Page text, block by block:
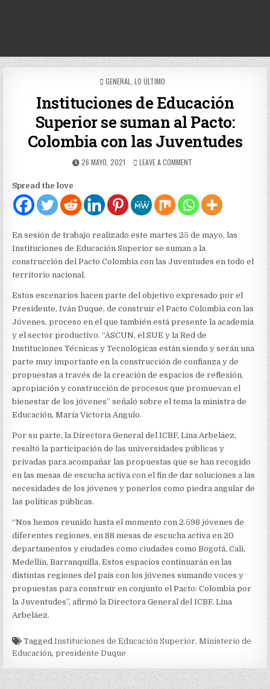
POSTED
GENERAL LO ÚLTIMO
Instituciones de Educación
Superior se suman al Pacto:
Colombia con las Juventudes
PUBLISHED
26 MAYO, 2021 LEAVE A COMMENTON
EDUCACIÓN
SUPERIOR
SE
AL
PACTO:
COLOMBIA
CON
Spread the love
En sesión de trabajo realizado este martes 25 de mayo, las
Instituciones de Educación Superior se suman a la
construcción del Pacto Colombia con las Juventudes en todo el
territorio nacional.
Estos escenarios hacen parte del objetivo expresado por el
Presidente, Iván Duque, de construir el Pacto Colombia con las
Jóvenes, proceso en el que también está presente la academia
y el sector productivo. “ASCUN, el SUE y la Red de
Instituciones Técnicas y Tecnológicas están siendo y serán una
parte muy importante en la construcción de confianza y de
propuestas a través de la creación de espacios de reflexión,
apropiación y construcción de procesos que promuevan el
bienestar de los jóvenes” señaló sobre el tema la ministra de
Educación, María Victoria Angulo.
Por su parte, la Directora General del ICBF, Lina Arbeláez,
resaltó la participación de las universidades públicas y
privadas para acompañar las propuestas que se han recogido
en las mesas de escucha activa con el fin de dar soluciones a las
necesidades de los jóvenes y ponerlos como piedra angular de
las políticas públicas.
“Nos hemos reunido hasta el momento con 2.598 jóvenes de
diferentes regiones, en 88 mesas de escucha activa en 20
departamentos y ciudades como ciudades como Bogotá, Cali,
Medellín, Barranquilla. Estos espacios continuarán en las
distintas regiones del país con los jóvenes sumando voces y
propuestas para construir en conjunto el Pacto: Colombia por
la Juventudes”, afirmó la Directora General del ICBF, Lina
Arbeláez.
TaggedInstituciones de Educación Superior,Ministerio de
Educación,presidente Duque